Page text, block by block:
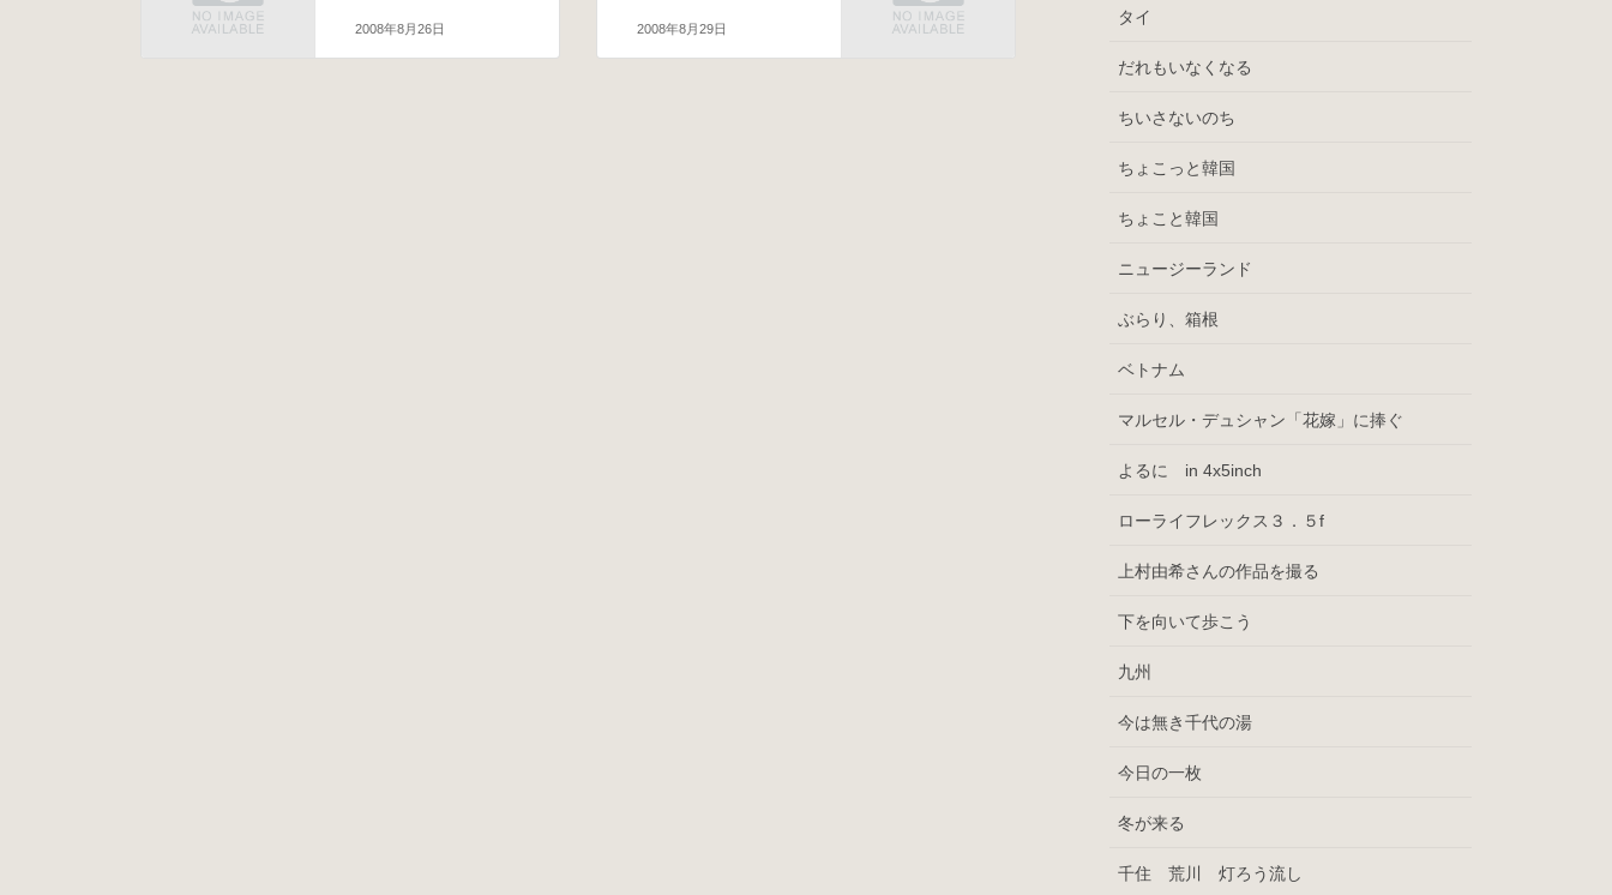
2008年8月26日 2008年8月29日
タイ
だれもいなくなる
ちいさないのち
ちょこっと韓国
ちょこと韓国
ニュージーランド
ぶらり、箱根
ベトナム
マルセル・デュシャン「花嫁」に捧ぐ
よるに in 4x5inch
ローライフレックス３．５f
上村由希さんの作品を撮る
下を向いて歩こう
九州
今は無き千代の湯
今日の一枚
冬が来る
千住 荒川 灯ろう流し